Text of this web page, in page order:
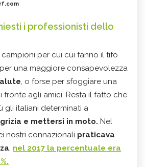
i professionisti dello
campioni per cui cui fanno il tifo
una maggiore consapevolezza
, o forse per sfoggiare una
fronte agli amici. Resta il fatto che
gli italiani determinati a
e mettersi in moto. Nel
nostri connazionali praticava
, nel 2017 la percentuale era